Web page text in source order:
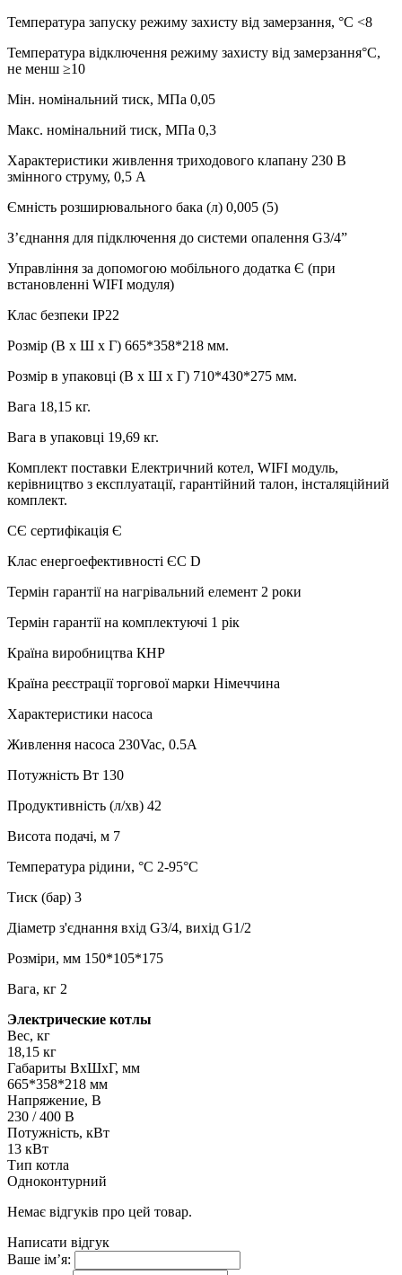
Температура запуску режиму захисту від замерзання, °C <8
Температура відключення режиму захисту від замерзання°C,
не менш ≥10
Мін. номінальний тиск, МПа 0,05
Макс. номінальний тиск, МПа 0,3
Характеристики живлення триходового клапану 230 В
змінного струму, 0,5 А
Ємність розширювального бака (л) 0,005 (5)
З’єднання для підключення до системи опалення G3/4”
Управління за допомогою мобільного додатка Є (при
встановленні WIFI модуля)
Клас безпеки IP22
Розмір (В x Ш x Г) 665*358*218 мм.
Розмір в упаковці (В x Ш x Г) 710*430*275 мм.
Вага 18,15 кг.
Вага в упаковці 19,69 кг.
Комплект поставки Електричний котел, WIFI модуль,
керівництво з експлуатації, гарантійний талон, інсталяційний
комплект.
СЄ сертифікація Є
Клас енергоефективності ЄС D
Термін гарантії на нагрівальний елемент 2 роки
Термін гарантії на комплектуючі 1 рік
Країна виробництва КНР
Країна реєстрації торгової марки Німеччина
Характеристики насоса
Живлення насоса 230Vac, 0.5A
Потужність Вт 130
Продуктивність (л/хв) 42
Висота подачі, м 7
Температура рідини, °С 2-95°C
Тиск (бар) 3
Діаметр з'єднання вхід G3/4, вихід G1/2
Розміри, мм 150*105*175
Вага, кг 2
Электрические котлы
Вес, кг
18,15 кг
Габариты ВхШхГ, мм
665*358*218 мм
Напряжение, В
230 / 400 В
Потужність, кВт
13 кВт
Тип котла
Одноконтурний
Немає відгуків про цей товар.
Написати відгук
Ваше ім’я: